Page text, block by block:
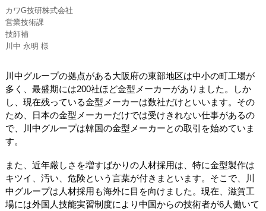
カワG技研株式会社
営業技術課
技師補
川中 永明 様
川中グループの拠点がある大阪府の東部地区は中小の町工場が
多く、最盛期には200社ほど金型メーカーがありました。しか
し、現在残っている金型メーカーは数社だけといいます。その
ため、日本の金型メーカーだけでは受けきれない仕事があるの
で、川中グループは韓国の金型メーカーとの取引を始めていま
す。
また、近年厳しさを増すばかりの人材採用は、特に金型製作は
キツイ、汚い、危険という言葉が付きまといます。そこで、川
中グループは人材採用も海外に目を向けました。現在、滋賀工
場には外国人技能実習制度により中国からの技術者が6人働いて